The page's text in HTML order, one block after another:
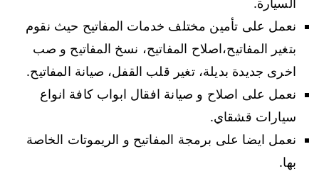
السيارة.
نعمل على تأمين مختلف خدمات المفاتيح حيث نقوم
بتغير المفاتيح،اصلاح المفاتيح، نسخ المفاتيح و صب
اخرى جديدة بديلة، تغير قلب القفل، صيانة المفاتيح.
نعمل على اصلاح و صيانة افقال ابواب كافة انواع
سيارات قشقاي.
نعمل ايضا على برمجة المفاتيح و الريموتات الخاصة
بها.